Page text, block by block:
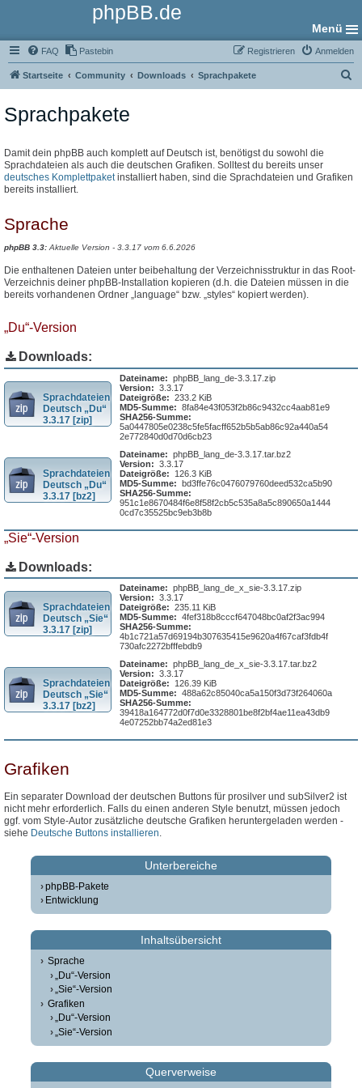
phpBB.de
Menü
FAQ Pastebin Anmelden
Registrieren
Startseite Community Downloads Sprachpakete
Sprachpakete
Damit dein phpBB auch komplett auf Deutsch ist, benötigst du sowohl die
Sprachdateien als auch die deutschen Grafiken. Solltest du bereits unser
deutsches Komplettpaketinstalliert haben, sind die Sprachdateien und Grafiken
bereits installiert.
Sprache
phpBB 3.3:Aktuelle Version - 3.3.17 vom 6.6.2026
Die enthaltenen Dateien unter beibehaltung der Verzeichnisstruktur in das Root-
Verzeichnis deiner phpBB-Installation kopieren (d.h. die Dateien müssen in die
bereits vorhandenen Ordner „language“ bzw. „styles“ kopiert werden).
„Du“-Version
Downloads:
Sprachdateien
Deutsch „Du“
3.3.17 [zip]
Dateiname: phpBB_lang_de-3.3.17.zip
Version: 3.3.17
Dateigröße: 233.2 KiB
MD5-Summe: 8fa84e43f053f2b86c9432cc4aab81e9
SHA256-Summe:
5a0447805e0238c5fe5facff652b5b5ab86c92a440a54
2e772840d0d70d6cb23
Sprachdateien
Deutsch „Du“
3.3.17 [bz2]
Dateiname: phpBB_lang_de-3.3.17.tar.bz2
Version: 3.3.17
Dateigröße:
126.3 KiB
MD5-Summe: bd3ffe76c0476079760deed532ca5b90
SHA256-Summe:
951c1e8670484f6e8f58f2cb5c535a8a5c890650a1444
0cd7c35525bc9eb3b8b
„Sie“-Version
Downloads:
Sprachdateien
Deutsch „Sie“
3.3.17 [zip]
Dateiname: phpBB_lang_de_x_sie-3.3.17.zip
Version: 3.3.17
Dateigröße: 235.11 KiB
MD5-Summe: 4fef318b8cccf647048bc0af2f3ac994
SHA256-Summe:
4b1c721a57d69194b307635415e9620a4f67caf3fdb4f
730afc2272bfffebdb9
Sprachdateien
Deutsch „Sie“
3.3.17 [bz2]
Dateiname: phpBB_lang_de_x_sie-3.3.17.tar.bz2
Version: 3.3.17
Dateigröße:
126.39 KiB
MD5-Summe: 488a62c85040ca5a150f3d73f264060a
SHA256-Summe:
39418a164772d0f7d0e3328801be8f2bf4ae11ea43db9
4e07252bb74a2ed81e3
Grafiken
Ein separater Download der deutschen Buttons für prosilver und subSilver2 ist
nicht mehr erforderlich. Falls du einen anderen Style benutzt, müssen jedoch
ggf. vom Style-Autor zusätzliche deutsche Grafiken heruntergeladen werden -
siehe Deutsche Buttons installieren.
Unterbereiche
phpBB-Pakete
Entwicklung
Inhaltsübersicht
Sprache
„Du“-Version
„Sie“-Version
Grafiken
„Du“-Version
„Sie“-Version
Querverweise